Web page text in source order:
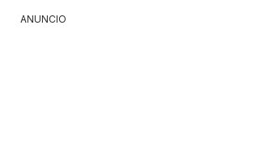
ANUNCIO